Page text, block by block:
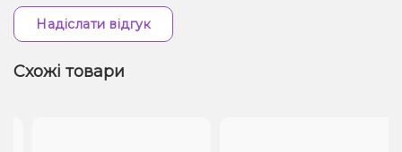
Надіслати відгук
Схожі товари